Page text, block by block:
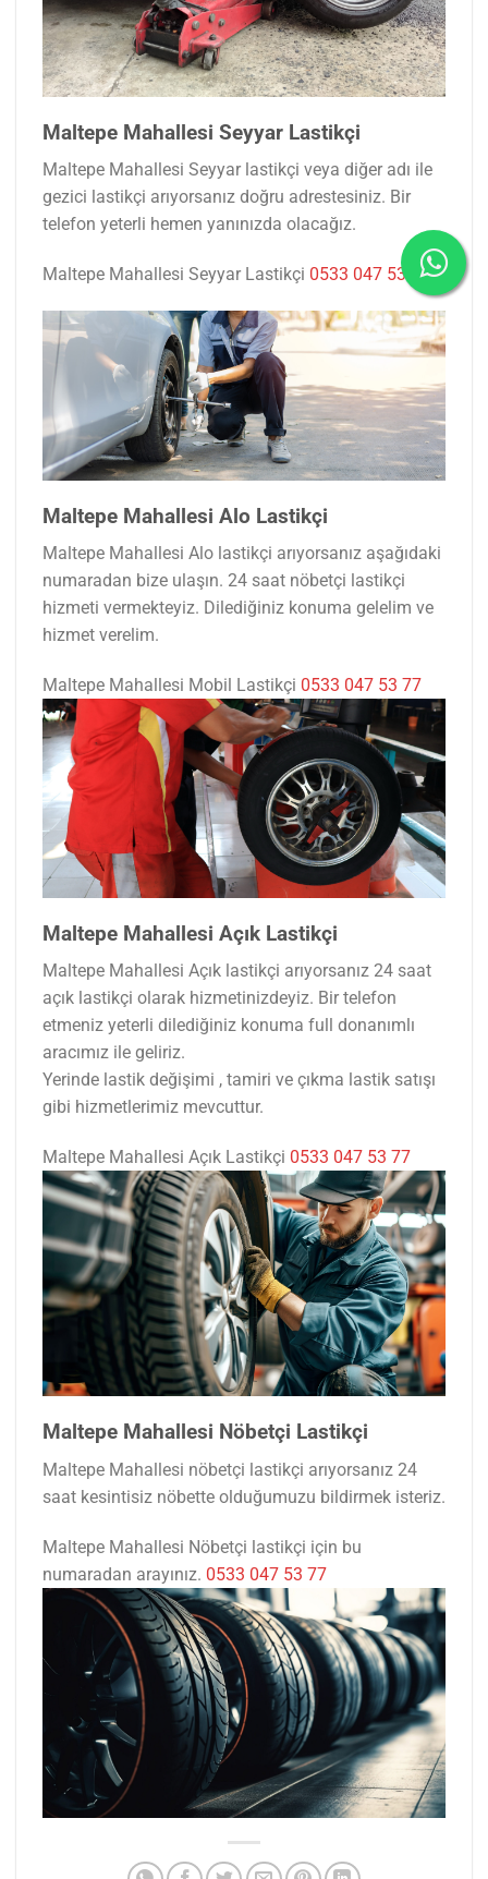
Maltepe Mahallesi Seyyar Lastikçi
Maltepe Mahallesi Seyyar lastikçi veya diğer adı ile
gezici lastikçi arıyorsanız doğru adrestesiniz. Bir
telefon yeterli hemen yanınızda olacağız.
Maltepe Mahallesi Seyyar Lastikçi 0533 047 53 77
Maltepe Mahallesi Alo Lastikçi
Maltepe Mahallesi Alo lastikçi arıyorsanız aşağıdaki
numaradan bize ulaşın. 24 saat nöbetçi lastikçi
hizmeti vermekteyiz. Dilediğiniz konuma gelelim ve
hizmet verelim.
Maltepe Mahallesi Mobil Lastikçi 0533 047 53 77
Maltepe Mahallesi Açık Lastikçi
Maltepe Mahallesi Açık lastikçi arıyorsanız 24 saat
açık lastikçi olarak hizmetinizdeyiz. Bir telefon
etmeniz yeterli dilediğiniz konuma full donanımlı
aracımız ile geliriz.
Yerinde lastik değişimi , tamiri ve çıkma lastik satışı
gibi hizmetlerimiz mevcuttur.
Maltepe Mahallesi Açık Lastikçi 0533 047 53 77
Maltepe Mahallesi Nöbetçi Lastikçi
Maltepe Mahallesi nöbetçi lastikçi arıyorsanız 24
saat kesintisiz nöbette olduğumuzu bildirmek isteriz.
Maltepe Mahallesi Nöbetçi lastikçi için bu
numaradan arayınız. 0533 047 53 77